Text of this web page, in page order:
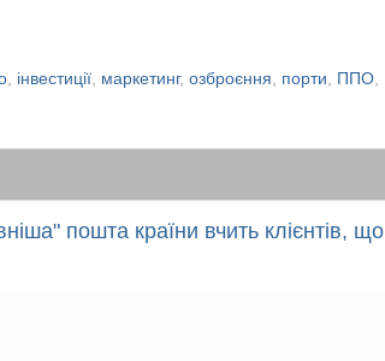
інвестиції маркетинг, озброєння порти ППО
пошта країни вчить клієнтів, що